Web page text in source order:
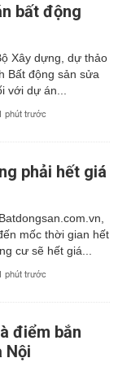
bất động
Xây dựng, dự thảo
Bất động sản sửa
với dự án...
phút trước
phải hết giá
mốc thời gian hết
cư sẽ hết giá...
phút trước
điểm bắn
Nội